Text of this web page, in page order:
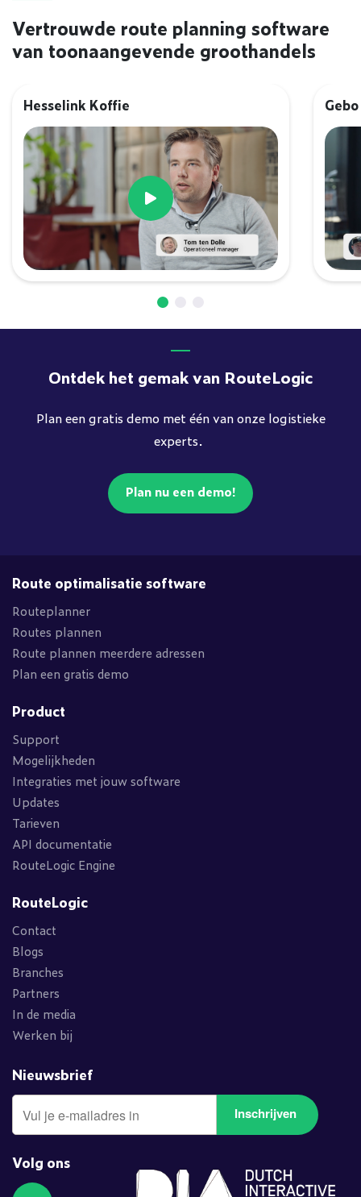
Vertrouwde route planning software
van toonaangevende groothandels
Hesselink Koffie
Video afspelen
Ontdek het gemak van RouteLogic
Plan een gratis demo met één van onze logistieke
experts.
Plan nu een demo!
Route optimalisatie software
Routeplanner
Routes plannen
Route plannen meerdere adressen
Plan een gratis demo
Product
Support
Mogelijkheden
Integraties met jouw software
Updates
Tarieven
API documentatie
RouteLogic Engine
RouteLogic
Contact
Blogs
Branches
Partners
In de media
Werken bij
Nieuwsbrief
Inschrijven
Volg ons